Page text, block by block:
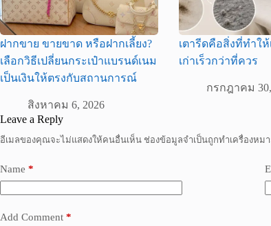
ฝากขาย ขายขาด หรือฝากเลี้ยง?
เลือกวิธีเปลี่ยนกระเป๋าแบรนด์เนม
เป็นเงินให้ตรงกับสถานการณ์
สิงหาคม 6, 2026
เตารีดคือสิ่งที่ทำใ
เก่าเร็วกว่าที่ควร
กรกฎาคม
Leave a Reply
อีเมลของคุณจะไม่แสดงให้คนอื่นเห็น ช่องข้อมูลจำเป็นถูกทำเครื่องหม
Name *
Add Comment *